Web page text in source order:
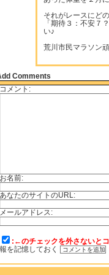
それがレースにど
「期待３：不安７
い♪
荒川市民マラソン
Comments
コメント:
お名前:
あなたのサイトのURL:
メールアドレス:
:←のチェックを外さないと
報を記憶しておく